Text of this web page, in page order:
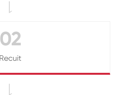

02
Recuit
